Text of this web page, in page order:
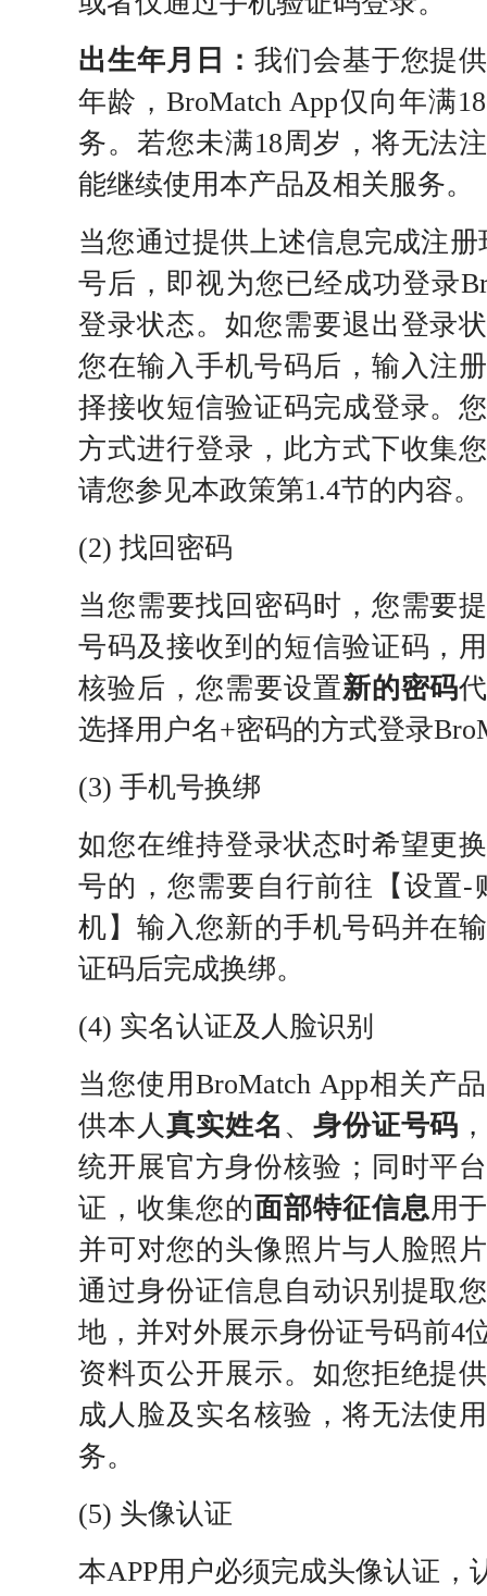
出生年月日： 我们会基于您提
年龄，BroMatch App仅向年满
务。若您未满18周岁，将无法
能继续使用本产品及相关服务。
当您通过提供上述信息完成注
号后，即视为您已经成功登录
登录状态。如您需要退出登录
您在输入手机号码后，输入注
择接收短信验证码完成登录。
方式进行登录，此方式下收集
请您参见本政策第1.4节的内容。
(2) 找回密码
当您需要找回密码时，您需要
号码及接收到的短信验证码，
核验后，您需要设置新的密码
选择用户名+密码的方式登录
(3) 手机号换绑
如您在维持登录状态时希望更
号的，您需要自行前往【设置-
机】输入您新的手机号码并在
证码后完成换绑。
(4) 实名认证及人脸识别
当您使用BroMatch App相关产
供本人真实姓名 、 身份证号码
统开展官方身份核验；同时平
证，收集您的面部特征信息用
并可对您的头像照片与人脸照
通过身份证信息自动识别提取
地，并对外展示身份证号码前4
资料页公开展示。如您拒绝提
成人脸及实名核验，将无法使
务。
(5) 头像认证
本APP用户必须完成头像认证，